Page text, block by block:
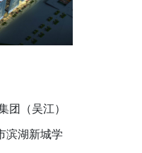
团（吴江）
滨湖新城学